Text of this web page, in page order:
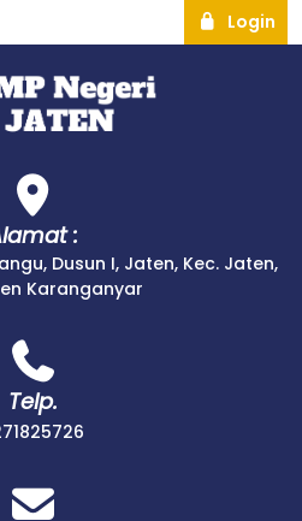
Login
:
Dusun I, Jaten, Kec. Jaten,
Karanganyar
Telp.